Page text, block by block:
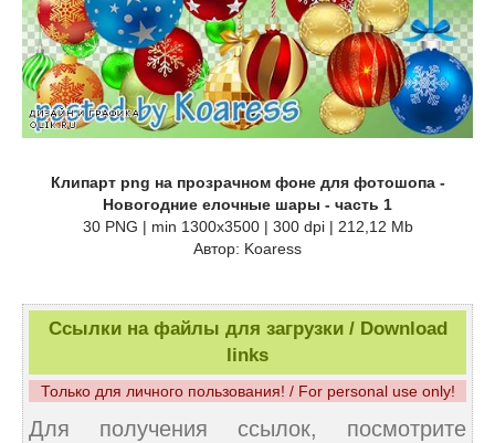
Клипарт png на прозрачном фоне для фотошопа -
Новогодние елочные шары - часть 1
30 PNG | min 1300x3500 | 300 dpi | 212,12 Mb
Автор: Koaress
Ссылки на файлы для загрузки / Download
links
Только для личного пользования! / For personal use only!
Для получения ссылок, посмотрите